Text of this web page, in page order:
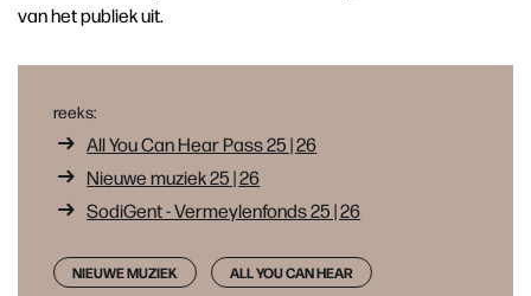
van het publiek uit.
reeks:
All You Can Hear Pass 25 | 26
Nieuwe muziek 25 | 26
SodiGent - Vermeylenfonds 25 | 26
NIEUWE MUZIEK ALL YOU CAN HEAR